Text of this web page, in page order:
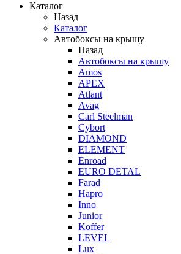
Каталог
Назад
Каталог
Автобоксы на крышу
Назад
Автобоксы на крышу
Amos
APEX
Atlant
Avag
Carl Steelman
Cybort
DIAMOND
ELEMENT
Enroad
EURO DETAL
Farad
Hapro
Inno
Junior
Koffer
LEVEL
Lux